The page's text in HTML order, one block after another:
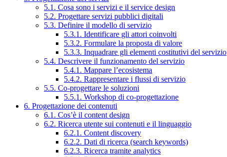
5.1. Cosa sono i servizi e il service design
5.2. Progettare servizi pubblici digitali
5.3. Definire il modello di servizio
5.3.1. Identificare gli attori coinvolti
5.3.2. Formulare la proposta di valore
5.3.3. Inquadrare gli elementi costitutivi del servizio
5.4. Descrivere il funzionamento del servizio
5.4.1. Mappare l’ecosistema
5.4.2. Rappresentare i flussi di servizio
5.5. Co-progettare le soluzioni
5.5.1. Workshop di co-progettazione
6. Progettazione dei contenuti
6.1. Cos’è il content design
6.2. Ricerca utente sui contenuti e il linguaggio
6.2.1. Content discovery
6.2.2. Dati di ricerca (search keywords)
6.2.3. Ricerca tramite analytics